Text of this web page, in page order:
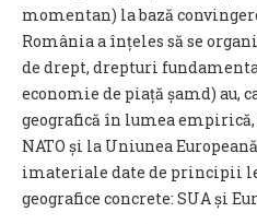
momentan) la bază
România a înțeles să se
de drept, drepturi
economie de piață șamd) au,
geografică în lumea
NATO și la Uniunea
imateriale date de principii
geografice concrete: SUA și